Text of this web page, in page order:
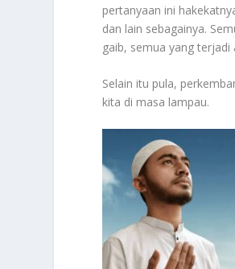
pertanyaan ini
dan lain sebagainya.
gaib, semua yang terjadi
Selain itu pula,
kita di masa lampau.